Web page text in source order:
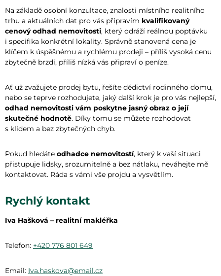
Na základě osobní konzultace, znalosti místního realitního
trhu a aktuálních dat pro vás připravím kvalifikovaný
cenový odhad nemovitosti, který odráží reálnou poptávku
i specifika konkrétní lokality. Správně stanovená cena je
klíčem k úspěšnému a rychlému prodeji – příliš vysoká cenu
zbytečně brzdí, příliš nízká vás připraví o peníze.
Ať už zvažujete prodej bytu, řešíte dědictví rodinného domu,
nebo se teprve rozhodujete, jaký další krok je pro vás nejlepší,
odhad nemovitosti vám poskytne jasný obraz o její
skutečné hodnotě. Díky tomu se můžete rozhodovat
s klidem a bez zbytečných chyb.
Pokud hledáte odhadce nemovitostí, který k vaší situaci
přistupuje lidsky, srozumitelně a bez nátlaku, neváhejte mě
kontaktovat. Ráda s vámi vše projdu a vysvětlím.
Rychlý kontakt
Iva Hašková – realitní makléřka
Telefon: +420 776 801 649
Email: Iva.haskova@email.cz